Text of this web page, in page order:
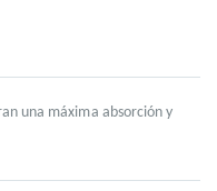
una máxima absorción y